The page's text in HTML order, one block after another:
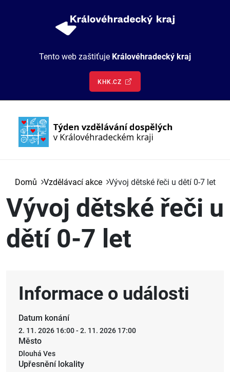
Tento web zaštiťuje Královéhradecký kraj
KHK.CZ
Kontakt
Archiv
Domů Vzdělávací akce Vývoj dětské řeči u dětí 0-7 let
Vývoj dětské řeči u
dětí 0-7 let
Informace o události
Datum konání
2. 11. 2026 16:00- 2. 11. 2026 17:00
Město
Dlouhá Ves
Upřesnění lokality